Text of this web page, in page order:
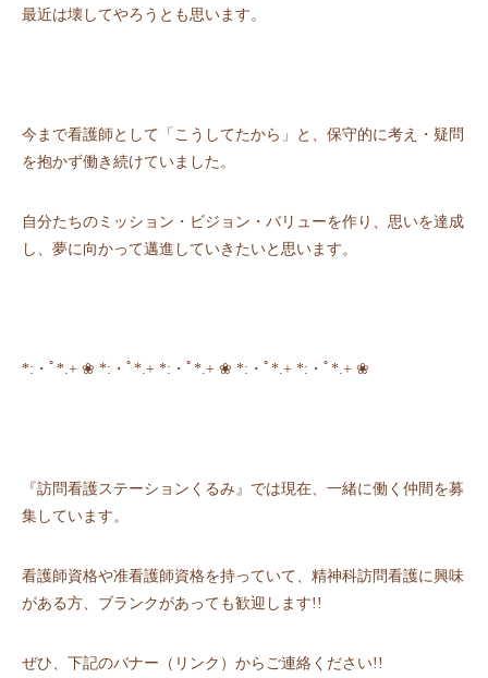
最近は壊してやろうとも思います。
今まで看護師として「こうしてたから」と、保守的に考え・疑問
を抱かず働き続けていました。
自分たちのミッション・ビジョン・バリューを作り、思いを達成
し、夢に向かって邁進していきたいと思います。
*:・ﾟ*.+ ❀ *:・ﾟ*.+ *:・ﾟ*.+ ❀ *:・ﾟ*.+ *:・ﾟ*.+ ❀
『訪問看護ステーションくるみ』では現在、一緒に働く仲間を募
集しています。
看護師資格や准看護師資格を持っていて、精神科訪問看護に興味
がある方、ブランクがあっても歓迎します!!
ぜひ、下記のバナー（リンク）からご連絡ください!!